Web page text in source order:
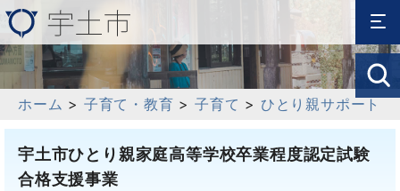
ホーム > 子育て・教育 >子育て > ひとり親サポート
宇土市ひとり親家庭高等学校卒業程度認定試験
合格支援事業